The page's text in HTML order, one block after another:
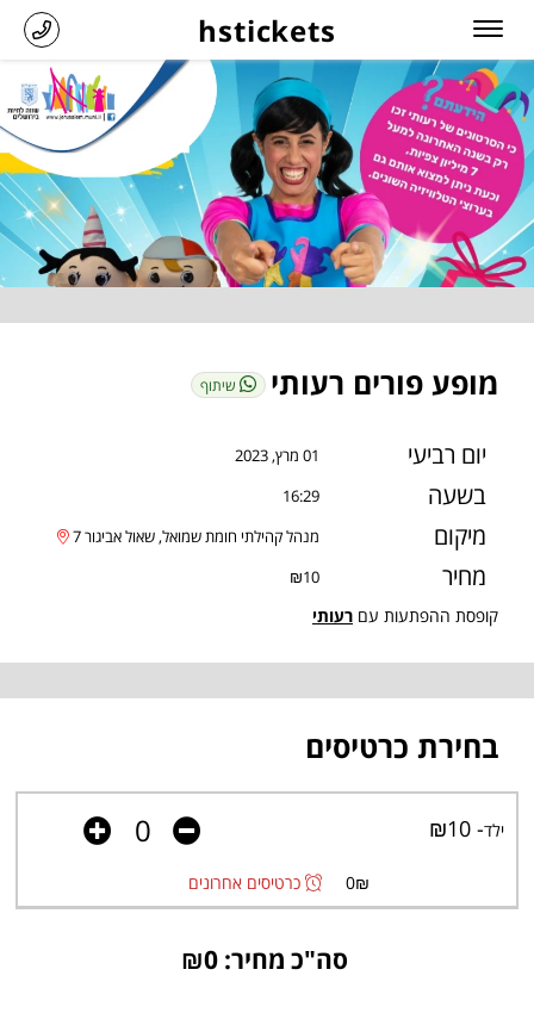
hstickets
מופע פורים רעותי שיתוף
יום רביעי 01 מרץ, 2023
בשעה 16:29
מיקום מנהל קהילתי חומת שמואל, שאול אביגור 7
מחיר ₪10
קופסת ההפתעות עם רעותי
בחירת כרטיסים
ילד- ₪10
₪
0 כרטיסים אחרונים
סה"כ מחיר: ₪0